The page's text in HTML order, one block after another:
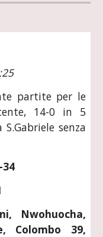
partite per le
14-0 in 5
senza
Nwohuocha,
Colombo 39,